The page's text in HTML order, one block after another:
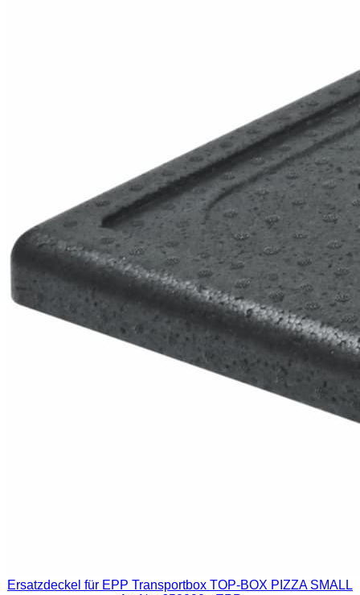
Ersatzdeckel für EPP Transportbox TOP-BOX PIZZA SMALL